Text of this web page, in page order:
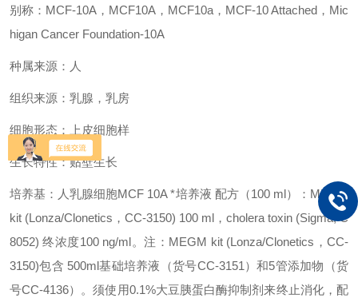
别称：MCF-10A，MCF10A，MCF10a，MCF-10 Attached，Mic
higan Cancer Foundation-10A
种属来源：人
组织来源：乳腺，乳房
细胞形态：上皮细胞样
生长特性：贴壁生长
培养基：人乳腺细胞MCF 10A *培养液 配方（100 ml）：MEGM
kit (Lonza/Clonetics，CC-3150) 100 ml，cholera toxin (Sigma, C
8052) 终浓度100 ng/ml。注：MEGM kit (Lonza/Clonetics，CC-
3150)包含 500ml基础培养液（货号CC-3151）和5管添加物（货
号CC-4136）。须使用0.1%大豆胰蛋白酶抑制剂来终止消化，配